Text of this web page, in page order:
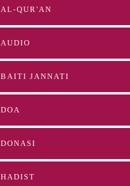
AL-QUR'AN
AUDIO
BAITI JANNATI
DOA
DONASI
HADIST